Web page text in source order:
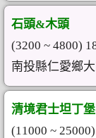
石頭&木頭
(3200 ~ 4800)
南投縣仁愛鄉
清境君士坦丁
(11000 ~